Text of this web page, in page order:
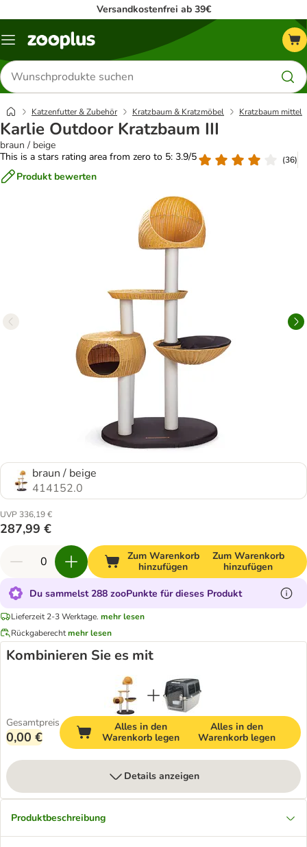
Versandkostenfrei ab 39€
Menü
Produkte
suchen
Katzenfutter & Zubehör Kratzbaum & Kratzmöbel Kratzbaum mittel
Karlie Outdoor Kratzbaum III
braun / beige
This is a stars rating area from zero to 5: 3.9/5
(36)
Produkt bewerten
braun / beige
414152.0
UVP 336,19 €
287,99 €
Zum Warenkorb
hinzufügen
Zum Warenkorb
hinzufügen
Du sammelst 288 zooPunkte für dieses Produkt
Lieferzeit 2-3 Werktage. mehr lesen
Rückgaberechtmehr lesen
Kombinieren Sie es mit
Gesamtpreis
0,00 €
Alles in den
Warenkorb legen
Alles in den
Warenkorb legen
Details anzeigen
Produktbeschreibung